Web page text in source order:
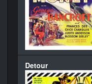
Detour